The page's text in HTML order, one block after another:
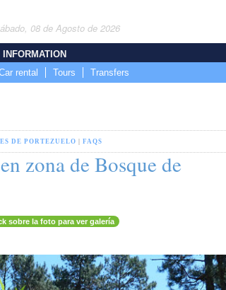
08 de Agosto de 2026
rental Tours Transfers
INFORMATION
DE PORTEZUELO FAQS
zona de Bosque de
sobre la foto para ver galería